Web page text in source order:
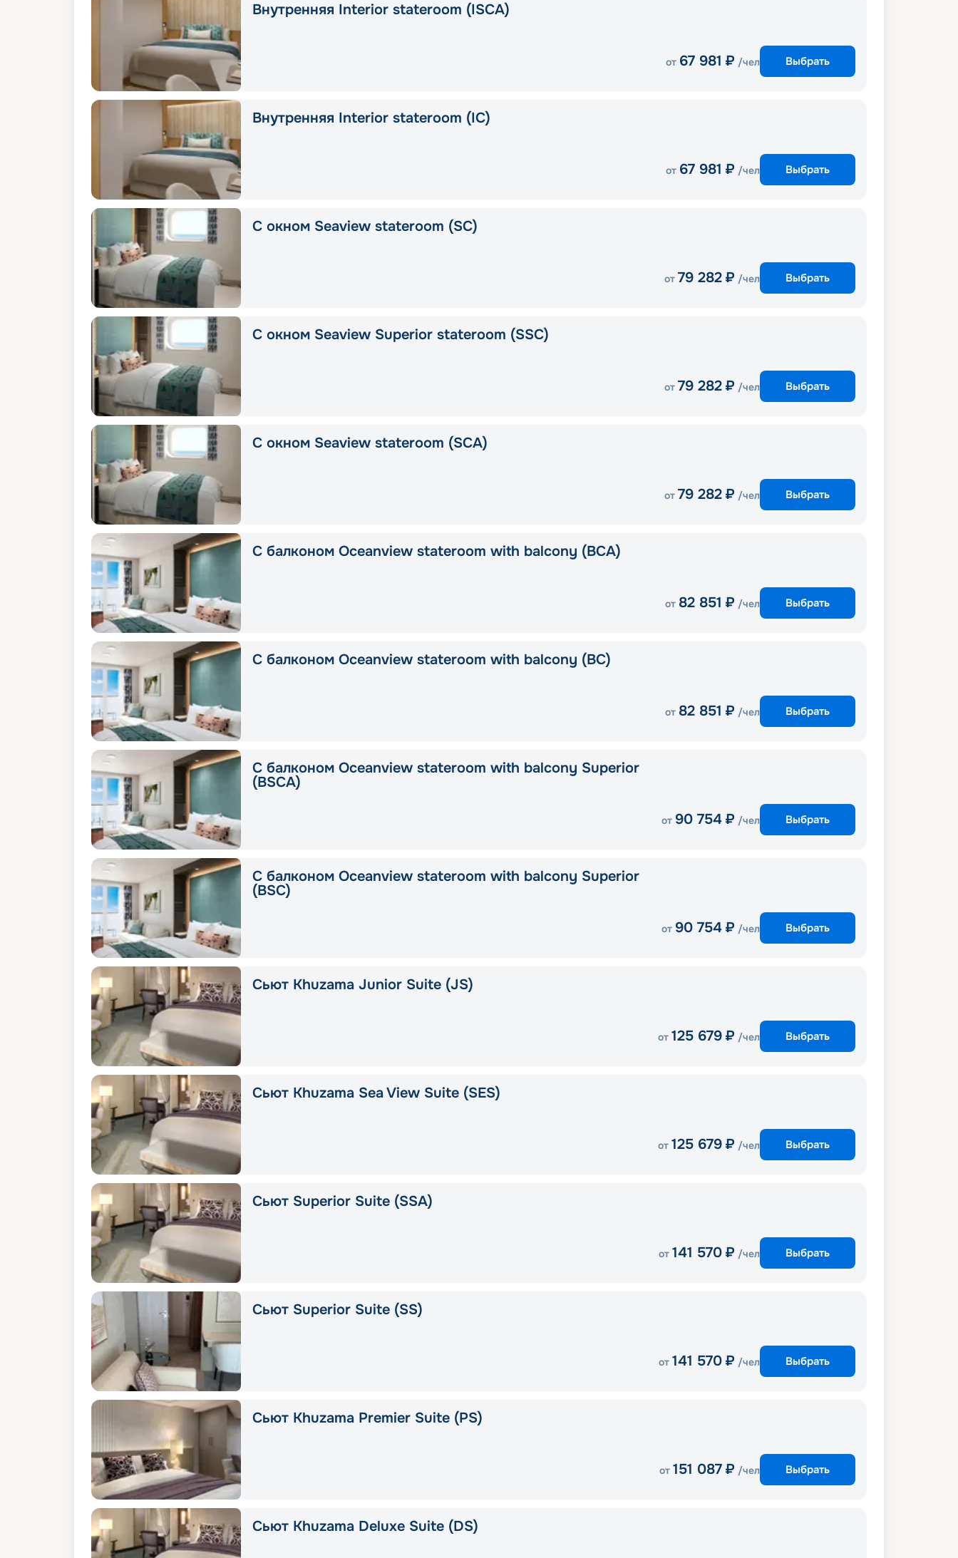
Внутренняя Interior stateroom (ISCA)
от 67 981 ₽ /чел Выбрать
Внутренняя Interior stateroom (IC)
от 67 981 ₽ /чел Выбрать
С окном Seaview stateroom (SC)
от 79 282 ₽ /чел Выбрать
С окном Seaview Superior stateroom (SSC)
от 79 282 ₽ /чел Выбрать
С окном Seaview stateroom (SCA)
от 79 282 ₽ /чел Выбрать
С балконом Oceanview stateroom with balcony (BCA)
от 82 851 ₽ /чел Выбрать
С балконом Oceanview stateroom with balcony (BC)
от 82 851 ₽ /чел Выбрать
С балконом Oceanview stateroom with balcony Superior
(BSCA)
от 90 754 ₽ /чел Выбрать
С балконом Oceanview stateroom with balcony Superior
(BSC)
от 90 754 ₽ /чел Выбрать
Сьют Khuzama Junior Suite (JS)
от 125 679 ₽ /чел Выбрать
Сьют Khuzama Sea View Suite (SES)
от 125 679 ₽ /чел Выбрать
Сьют Superior Suite (SSA)
от 141 570 ₽ /чел Выбрать
Сьют Superior Suite (SS)
от 141 570 ₽ /чел Выбрать
Сьют Khuzama Premier Suite (PS)
от 151 087 ₽ /чел Выбрать
Сьют Khuzama Deluxe Suite (DS)